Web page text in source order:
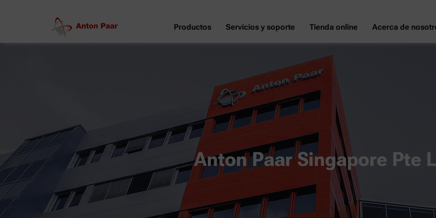
Productos Servicios y soporte Tienda online Acerca de
Anton Paar Singapore Pte